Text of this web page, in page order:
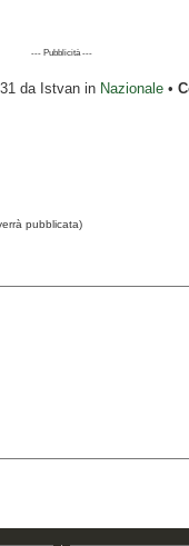
--- Pubblicità ---
da Istvan in Nazionale •
pubblicata)